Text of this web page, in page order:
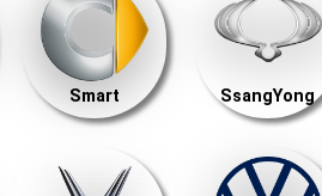
Smart SsangYong